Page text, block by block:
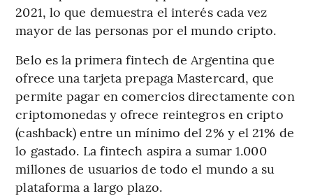
2021, lo que demuestra el interés cada vez
mayor de las personas por el mundo cripto.
Belo es la primera fintech de Argentina que
ofrece una tarjeta prepaga Mastercard, que
permite pagar en comercios directamente con
criptomonedas y ofrece reintegros en cripto
(cashback) entre un mínimo del 2% y el 21% de
lo gastado. La fintech aspira a sumar 1.000
millones de usuarios de todo el mundo a su
plataforma a largo plazo.